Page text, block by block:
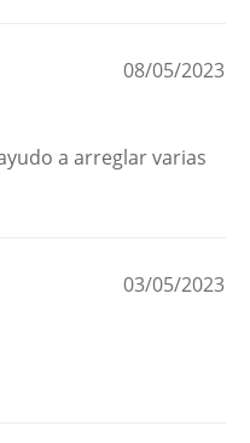
08/05/2023
a arreglar varias
03/05/2023